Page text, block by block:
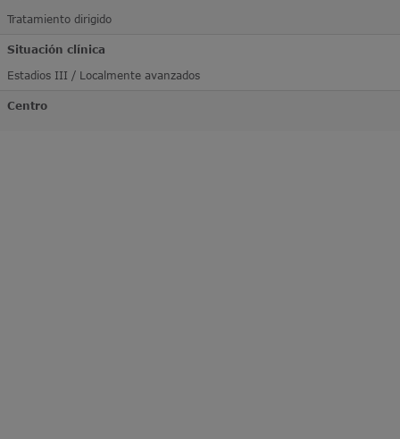
Tratamiento dirigido
Situación clínica
Estadios III / Localmente avanzados
Centro